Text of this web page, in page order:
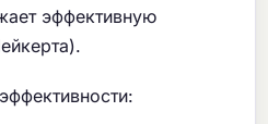
эффективную